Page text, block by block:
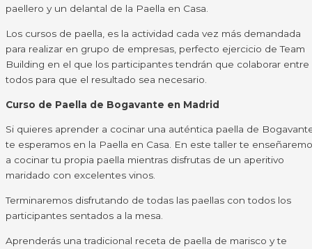
paellero y un delantal de la Paella en Casa.
Los cursos de paella, es la actividad cada vez más demandada
para realizar en grupo de empresas, perfecto ejercicio de Team
Building en el que los participantes tendrán que colaborar entre
todos para que el resultado sea necesario.
Curso de Paella de Bogavante en Madrid
Si quieres aprender a cocinar una auténtica paella de
te esperamos en la Paella en Casa. En este taller te
a cocinar tu propia paella mientras disfrutas de un aperitivo
maridado con excelentes vinos.
Terminaremos disfrutando de todas las paellas con todos los
participantes sentados a la mesa.
Aprenderás una tradicional receta de paella de marisco y te